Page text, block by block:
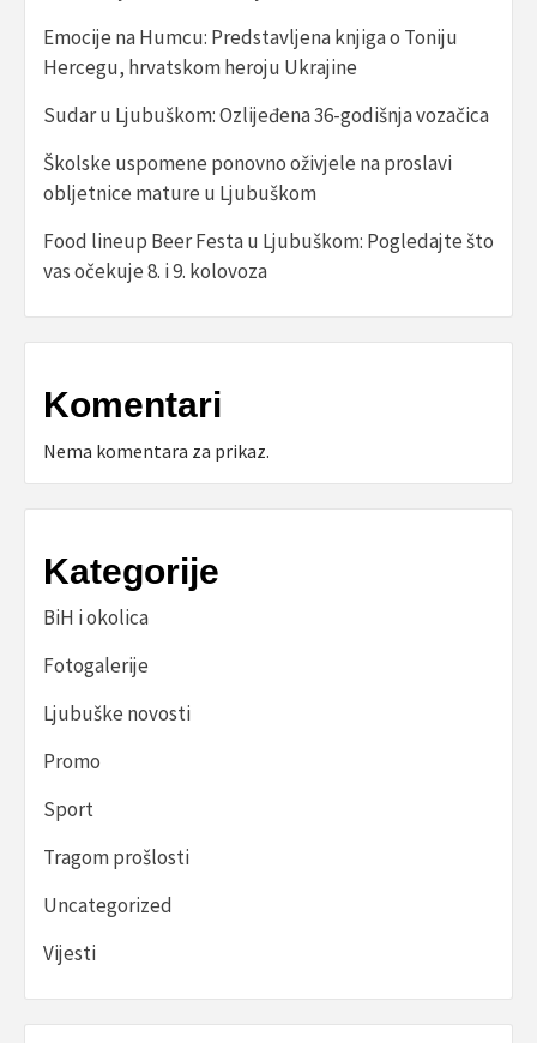
Emocije na Humcu: Predstavljena knjiga o Toniju
Hercegu, hrvatskom heroju Ukrajine
Sudar u Ljubuškom: Ozlijeđena 36-godišnja vozačica
Školske uspomene ponovno oživjele na proslavi
obljetnice mature u Ljubuškom
Food lineup Beer Festa u Ljubuškom: Pogledajte što
vas očekuje 8. i 9. kolovoza
Komentari
Nema komentara za prikaz.
Kategorije
BiH i okolica
Fotogalerije
Ljubuške novosti
Promo
Sport
Tragom prošlosti
Uncategorized
Vijesti